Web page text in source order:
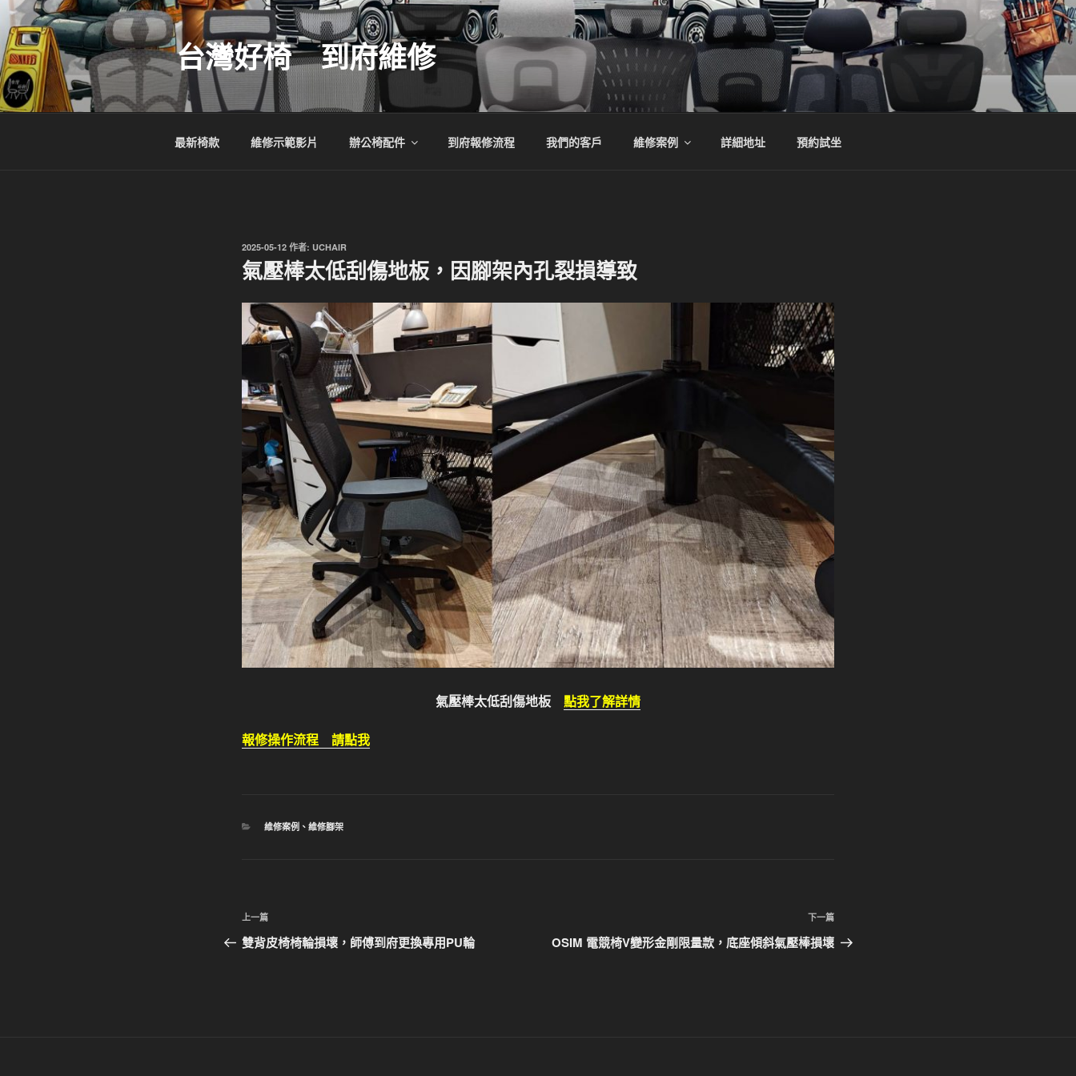
跳
至
主
要
內
容
台灣好椅 到府維修
最新椅款 維修示範影片 辦公椅配件 到府報修流程 我們的客戶 維修案例 詳細地址 預約試坐
發
佈
於
2025-05-12 作者: UCHAIR
氣壓棒太低刮傷地板，因腳架內孔裂損導致
氣壓棒太低刮傷地板 點我了解詳情
報修操作流程 請點我
分
維修案例 、 維修腳架
文
章
上
一
上一篇
雙背皮椅椅輪損壞，師傅到府更換專用PU輪
下
一
下一篇
OSIM 電競椅V變形金剛限量款，底座傾斜氣壓棒損壞